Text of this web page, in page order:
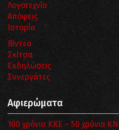
Λογοτεχνία
Απόψεις
Ιστορία
Βίντεο
Σκίτσα
Εκδηλώσεις
Συνεργάτες
Αφιερώματα
100 χρόνια ΚΚΕ – 50 χρόνια